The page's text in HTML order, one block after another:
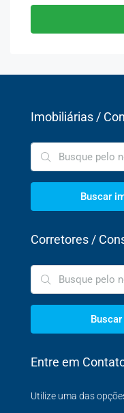
Imobiliárias /
Buscar
Corretores /
Entre em
Utilize uma das